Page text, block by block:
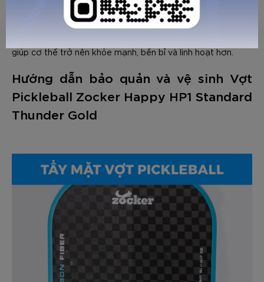
Với Zocker Happy HP1 Standard Thunder Gold, người chơi
giúp cơ thể trở nên khỏe mạnh, bền bỉ và linh hoạt hơn.
Hướng dẫn bảo quản và vệ sinh Vợt
Pickleball Zocker Happy HP1 Standard
Thunder Gold
GỬI TƯ VẤN